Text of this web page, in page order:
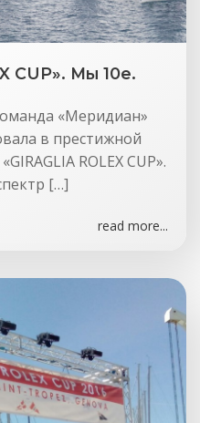
CUP». Мы 10е.
«Меридиан»
в престижной
ROLEX CUP».
[…]
read more...